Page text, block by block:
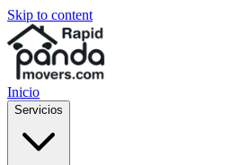
Skip to content
Inicio
Servicios